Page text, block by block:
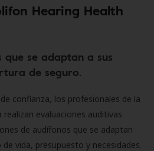
Hearing Health
que se adaptan a sus
de seguro.
confianza, los profesionales de la
evaluaciones auditivas
de audífonos que se adaptan
vida, presupuesto y necesidades.